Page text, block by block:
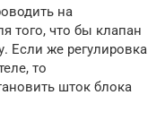
на
того, что бы клапан
Если же регулировка
то
шток блока